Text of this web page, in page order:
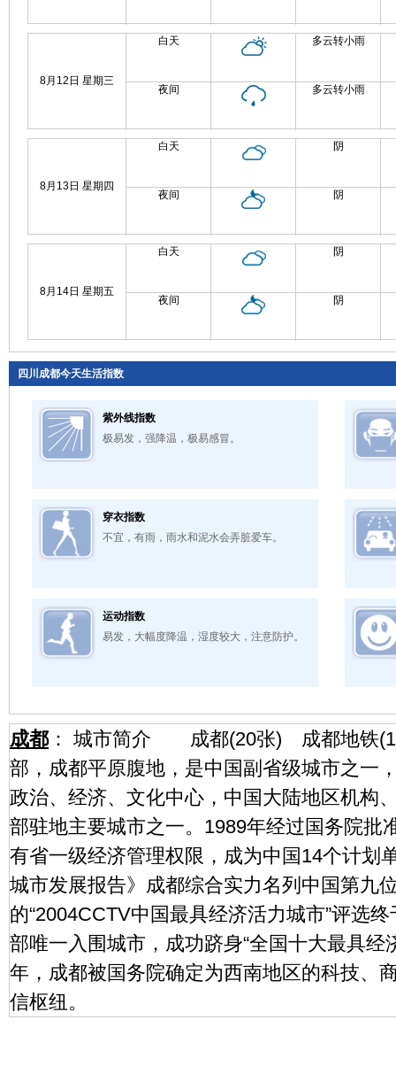
8月12日 星期三
白天 多云转小雨
夜间 多云转小雨
8月13日 星期四
白天 阴
夜间 阴
8月14日 星期五
白天 阴
夜间 阴
四川成都今天生活指数
紫外线指数
极易发，强降温，极易感冒。
穿衣指数
不宜，有雨，雨水和泥水会弄脏爱车。
运动指数
易发，大幅度降温，湿度较大，注意防护。
成都： 城市简介 成都(20张) 成都地铁(1
部，成都平原腹地，是中国副省级城市之一
政治、经济、文化中心，中国大陆地区机构
部驻地主要城市之一。1989年经过国务院批
有省一级经济管理权限，成为中国14个计划
城市发展报告》成都综合实力名列中国第九
的“2004CCTV中国最具经济活力城市”评选
部唯一入围城市，成功跻身“全国十大最
年，成都被国务院确定为西南地区的科技、
信枢纽。